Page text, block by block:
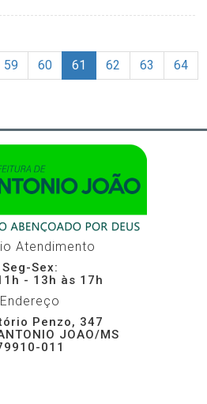
59 60 61 62 63
64
Atendimento
Seg-Sex:
- 13h às 17h
Endereço
Penzo, 347
JOAO/MS
011